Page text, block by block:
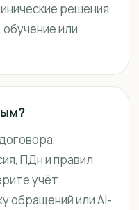
решения
или
ПДн и правил
учёт
обращений или AI-